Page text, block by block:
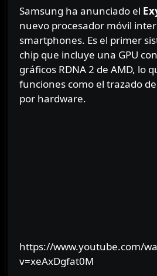
Samsung ha anunciado el
nuevo procesador móvil
smartphones. Es el primer
chip que incluye una GPU
gráficos RDNA 2 de AMD, lo
funciones como el trazado
por hardware.
https://www.youtube.com/
v=xeAxDgfat0M